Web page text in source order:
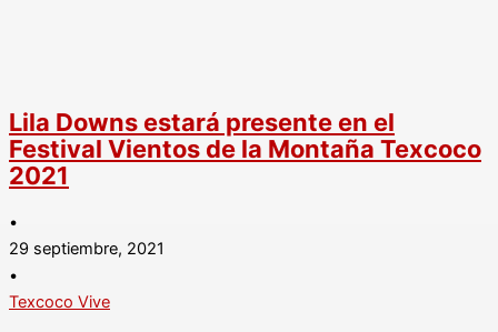
Lila Downs estará presente en el
Festival Vientos de la Montaña Texcoco
2021
•
29 septiembre, 2021
•
Texcoco Vive